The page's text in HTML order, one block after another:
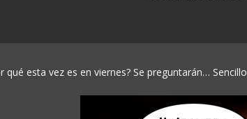
qué esta vez es en viernes? Se preguntarán…